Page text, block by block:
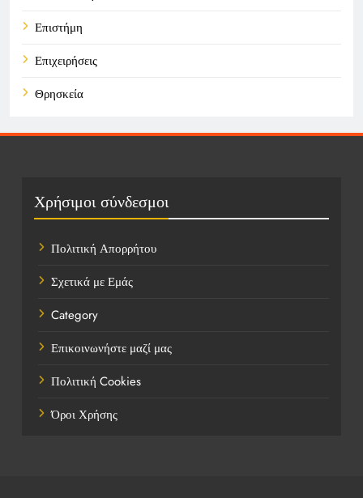
Επιστήμη
Επιχειρήσεις
Θρησκεία
Πολιτική
Τοποθεσίες
Χρήσιμοι σύνδεσμοι
Πολιτική Απορρήτου
Σχετικά με Εμάς
Category
Επικοινωνήστε μαζί μας
Πολιτική Cookies
Όροι Χρήσης